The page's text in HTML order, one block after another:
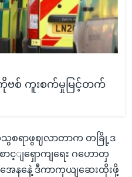
ကိုဗစ် ကူးစက်မှုမြင့်တက်
သွစရာဖွဈလာတာက တခြို့ဒ
င့ျရှောကျရေး ဂဟောတှ
ေနနေဲ့ ဒီကာကှယျဆေးထိုးဖို့